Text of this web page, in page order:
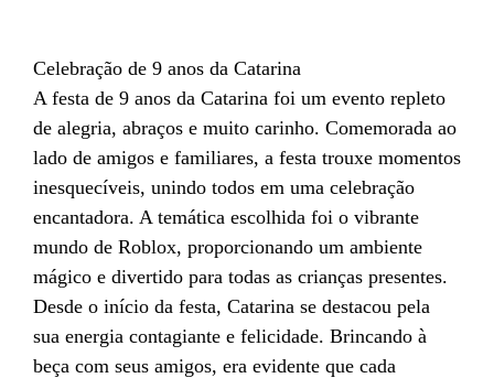
Celebração de 9 anos da Catarina
A festa de 9 anos da Catarina foi um evento repleto
de alegria, abraços e muito carinho. Comemorada ao
lado de amigos e familiares, a festa trouxe momentos
inesquecíveis, unindo todos em uma celebração
encantadora. A temática escolhida foi o vibrante
mundo de Roblox, proporcionando um ambiente
mágico e divertido para todas as crianças presentes.
Desde o início da festa, Catarina se destacou pela
sua energia contagiante e felicidade. Brincando à
beça com seus amigos, era evidente que cada